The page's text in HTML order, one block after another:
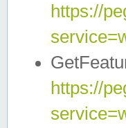
https://
https://